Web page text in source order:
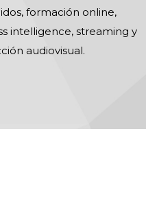
formación online,
intelligence, streaming y
audiovisual.